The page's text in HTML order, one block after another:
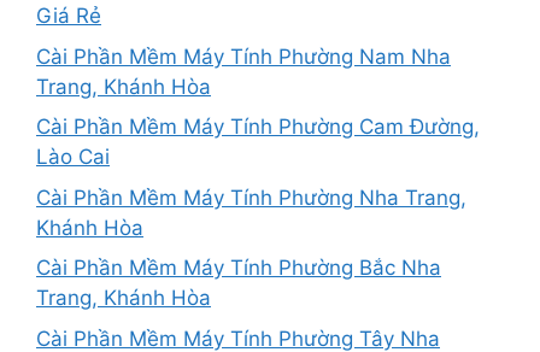
Giá Rẻ
Cài Phần Mềm Máy Tính Phường Nam Nha
Trang, Khánh Hòa
Cài Phần Mềm Máy Tính Phường Cam Đường,
Lào Cai
Cài Phần Mềm Máy Tính Phường Nha Trang,
Khánh Hòa
Cài Phần Mềm Máy Tính Phường Bắc Nha
Trang, Khánh Hòa
Cài Phần Mềm Máy Tính Phường Tây Nha